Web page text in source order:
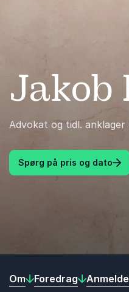
Jakob
Advokat og tidl. anklager
Spørg på pris og dato
Om Foredrag